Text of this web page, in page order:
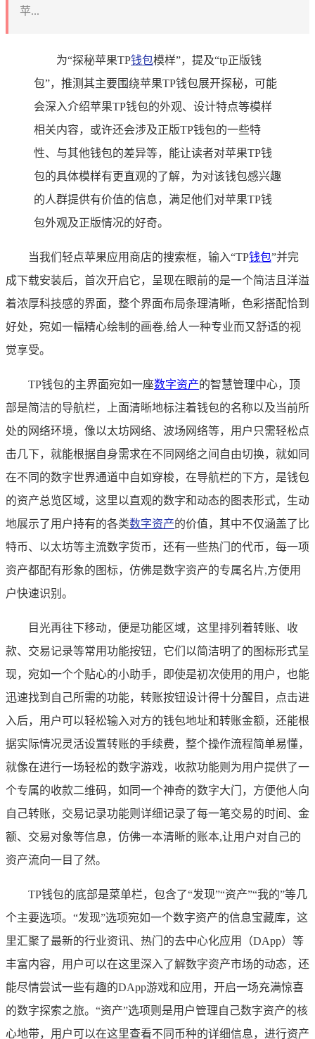
苹...
为“探秘苹果TP钱包模样”，提及“tp正版钱
包”，推测其主要围绕苹果TP钱包展开探秘，可能
会深入介绍苹果TP钱包的外观、设计特点等模样
相关内容，或许还会涉及正版TP钱包的一些特
性、与其他钱包的差异等，能让读者对苹果TP钱
包的具体模样有更直观的了解，为对该钱包感兴趣
的人群提供有价值的信息，满足他们对苹果TP钱
包外观及正版情况的好奇。
当我们轻点苹果应用商店的搜索框，输入“TP钱包”并完
成下载安装后，首次开启它，呈现在眼前的是一个简洁且洋溢
着浓厚科技感的界面，整个界面布局条理清晰，色彩搭配恰到
好处，宛如一幅精心绘制的画卷,给人一种专业而又舒适的视
觉享受。
TP钱包的主界面宛如一座数字资产的智慧管理中心，顶
部是简洁的导航栏，上面清晰地标注着钱包的名称以及当前所
处的网络环境，像以太坊网络、波场网络等，用户只需轻松点
击几下，就能根据自身需求在不同网络之间自由切换，就如同
在不同的数字世界通道中自如穿梭，在导航栏的下方，是钱包
的资产总览区域，这里以直观的数字和动态的图表形式，生动
地展示了用户持有的各类数字资产的价值，其中不仅涵盖了比
特币、以太坊等主流数字货币，还有一些热门的代币，每一项
资产都配有形象的图标，仿佛是数字资产的专属名片,方便用
户快速识别。
目光再往下移动，便是功能区域，这里排列着转账、收
款、交易记录等常用功能按钮，它们以简洁明了的图标形式呈
现，宛如一个个贴心的小助手，即使是初次使用的用户，也能
迅速找到自己所需的功能，转账按钮设计得十分醒目，点击进
入后，用户可以轻松输入对方的钱包地址和转账金额，还能根
据实际情况灵活设置转账的手续费，整个操作流程简单易懂，
就像在进行一场轻松的数字游戏，收款功能则为用户提供了一
个专属的收款二维码，如同一个神奇的数字大门，方便他人向
自己转账，交易记录功能则详细记录了每一笔交易的时间、金
额、交易对象等信息，仿佛一本清晰的账本,让用户对自己的
资产流向一目了然。
TP钱包的底部是菜单栏，包含了“发现”“资产”“我的”等几
个主要选项。“发现”选项宛如一个数字资产的信息宝藏库，这
里汇聚了最新的行业资讯、热门的去中心化应用（DApp）等
丰富内容，用户可以在这里深入了解数字资产市场的动态，还
能尽情尝试一些有趣的DApp游戏和应用，开启一场充满惊喜
的数字探索之旅。“资产”选项则是用户管理自己数字资产的核
心地带，用户可以在这里查看不同币种的详细信息，进行资产